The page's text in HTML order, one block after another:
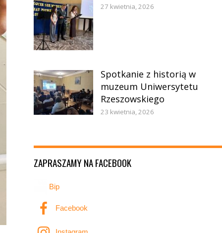
27 kwietnia, 2026
Spotkanie z historią w
muzeum Uniwersytetu
Rzeszowskiego
23 kwietnia, 2026
ZAPRASZAMY NA FACEBOOK
Bip
Facebook